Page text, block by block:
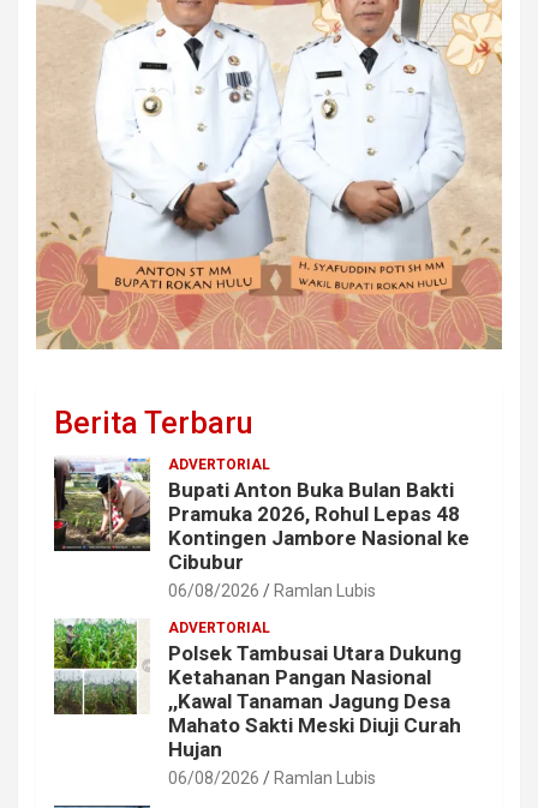
Berita Terbaru
ADVERTORIAL
Bupati Anton Buka Bulan Bakti
Pramuka 2026, Rohul Lepas 48
Kontingen Jambore Nasional ke
Cibubur
06/08/2026 Ramlan Lubis
ADVERTORIAL
Polsek Tambusai Utara Dukung
Ketahanan Pangan Nasional
,,Kawal Tanaman Jagung Desa
Mahato Sakti Meski Diuji Curah
Hujan
06/08/2026 Ramlan Lubis